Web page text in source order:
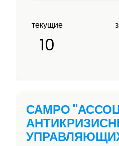
текущие
10
САМРО